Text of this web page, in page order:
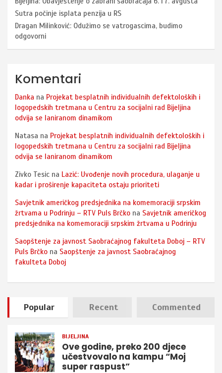
Sutra počinje isplata penzija u RS
Dragan Milinković: Odužimo se vatrogascima, budimo
odgovorni
Komentari
Danka na Projekat besplatnih individualnih defektoloških i
logopedskih tretmana u Centru za socijalni rad Bijeljina
odvija se laniranom dinamikom
Natasa na Projekat besplatnih individualnih defektoloških i
logopedskih tretmana u Centru za socijalni rad Bijeljina
odvija se laniranom dinamikom
Zivko Tesic na Lazić: Uvođenje novih procedura, ulaganje u
kadar i proširenje kapaciteta ostaju prioriteti
Savjetnik američkog predsjednika na komemoraciji srpskim
žrtvama u Podrinju – RTV Puls Brčko na Savjetnik američkog
predsjednika na komemoraciji srpskim žrtvama u Podrinju
Saopštenje za javnost Saobraćajnog fakulteta Doboj – RTV
Puls Brčko na Saopštenje za javnost Saobraćajnog
fakulteta Doboj
Popular Recent Commented
BIJELJINA
Ove godine, preko 200 djece
učestvovalo na kampu “Moj
super raspust”